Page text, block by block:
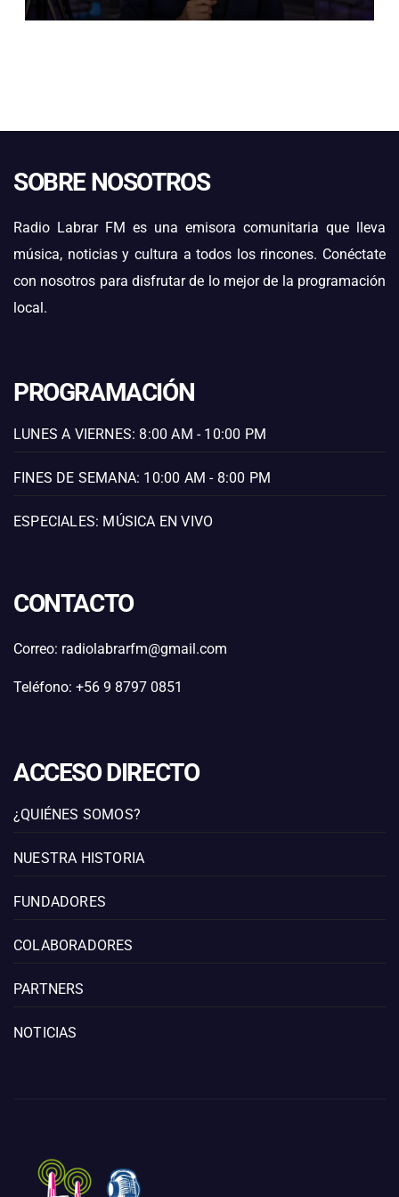
SOBRE NOSOTROS
Radio Labrar FM es una emisora comunitaria que lleva
música, noticias y cultura a todos los rincones. Conéctate
con nosotros para disfrutar de lo mejor de la programación
local.
PROGRAMACIÓN
LUNES A VIERNES: 8:00 AM - 10:00 PM
FINES DE SEMANA: 10:00 AM - 8:00 PM
ESPECIALES: MÚSICA EN VIVO
CONTACTO
Correo: radiolabrarfm@gmail.com
Teléfono: +56 9 8797 0851
ACCESO DIRECTO
¿QUIÉNES SOMOS?
NUESTRA HISTORIA
FUNDADORES
COLABORADORES
PARTNERS
NOTICIAS